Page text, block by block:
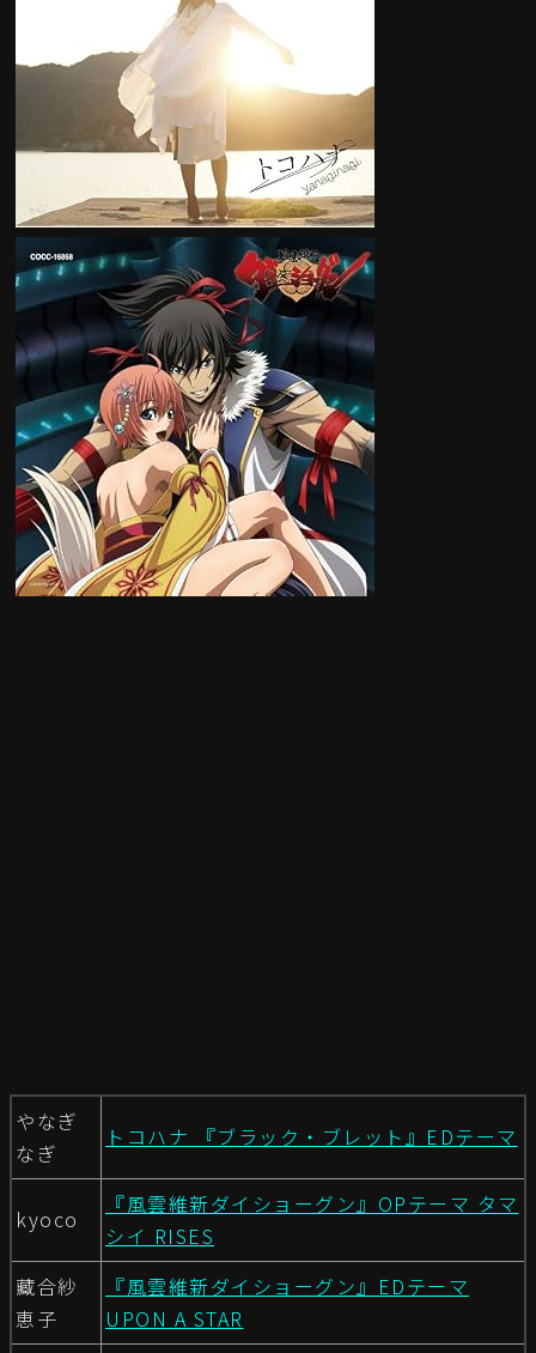
やなぎ
なぎ
トコハナ 『ブラック・ブレット』EDテーマ
kyoco
『風雲維新ダイショーグン』OPテーマ タマ
シイ RISES
藏合紗
恵子
『風雲維新ダイショーグン』EDテーマ
UPON A STAR